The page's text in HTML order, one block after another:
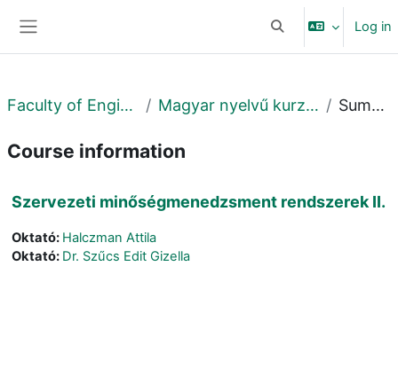
Toggle search input
Log in
Faculty of Engineering Magyar nyelvű kurzusok MK Summary
Course information
Szervezeti minőségmenedzsment rendszerek II.
Oktató: Halczman Attila
Oktató: Dr. Szűcs Edit Gizella